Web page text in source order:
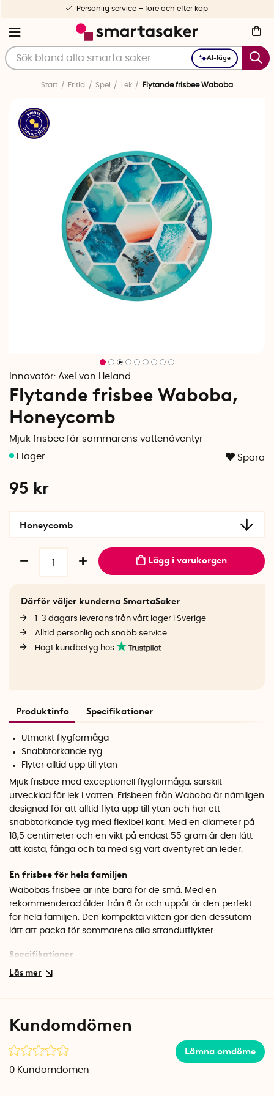
AI-läge
Personlig service – före och efter köp
Start Fritid Spel Lek Flytande frisbee Waboba
Innovatör: Axel von Heland
Flytande frisbee Waboba,
Honeycomb
Mjuk frisbee för sommarens vattenäventyr
Spara
95 kr
Honeycomb
Lägg i varukorgen
Därför väljer kunderna SmartaSaker
1-3 dagars leverans från vårt lager i Sverige
Alltid personlig och snabb service
Högt kundbetyg hos
Produktinfo Specifikationer
Utmärkt flygförmåga
Snabbtorkande tyg
Flyter alltid upp till ytan
Mjuk frisbee med exceptionell flygförmåga, särskilt
utvecklad för lek i vatten. Frisbeen från Waboba är nämligen
designad för att alltid flyta upp till ytan och har ett
snabbtorkande tyg med flexibel kant. Med en diameter på
18,5 centimeter och en vikt på endast 55 gram är den lätt
att kasta, fånga och ta med sig vart äventyret än leder.
En frisbee för hela familjen
Wabobas frisbee är inte bara för de små. Med en
rekommenderad ålder från 6 år och uppåt är den perfekt
för hela familjen. Den kompakta vikten gör den dessutom
lätt att packa för sommarens alla strandutflykter.
Specifikationer
Material: TPE, neoprene, SBR
Ålder: 6+
Svensk innovatör: Axel von Heland
Kundomdömen
Lämna omdöme
0 Kundomdömen